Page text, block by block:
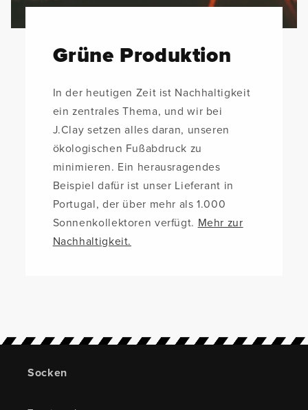
Grüne Produktion
In der heutigen Zeit ist Nachhaltigkeit
ein zentrales Thema, und wir bei
J.Clay setzen alles daran, unseren
ökologischen Fußabdruck zu
minimieren. Ein herausragendes
Beispiel dafür ist unser Lieferant in
Portugal, der über mehr als 1.000
Sonnenkollektoren verfügt. Mehr zur
Nachhaltigkeit.
Socken